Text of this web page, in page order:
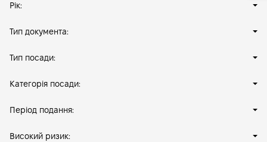
Рік:
Тип документа:
Тип посади:
Категорія посади:
Період подання:
Високий ризик: